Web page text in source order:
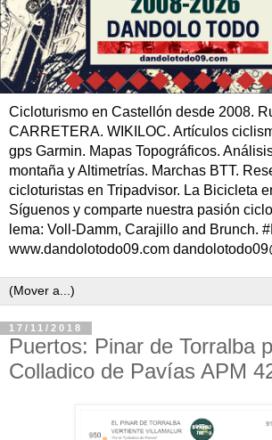
Cicloturismo en Castellón desde 2008.
CARRETERA. WIKILOC. Artículos
gps Garmin. Mapas Topográficos.
montaña y Altimetrías. Marchas BTT.
cicloturistas en Tripadvisor. La Bicicleta
Síguenos y comparte nuestra pasión
lema: Voll-Damm, Carajillo and Brunch.
www.dandolotodo09.com
17/11/2018
Puertos: Pinar de Torralba
Colladico de Pavías APM